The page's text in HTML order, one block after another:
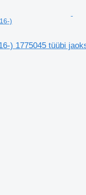
)
) 1775045 tüübi